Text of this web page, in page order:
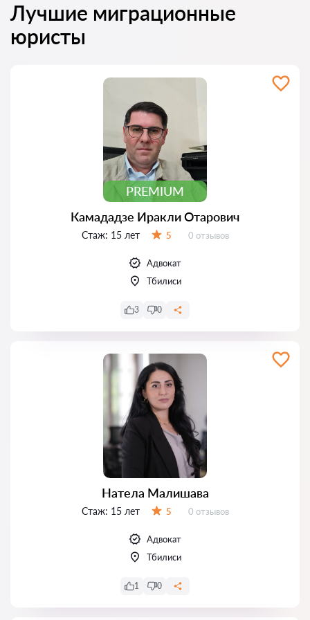
Лучшие миграционные
юристы
PREMIUM
Камададзе Иракли Отарович
Стаж: 15 лет 5 Отзывов:
0 отзывов
Адвокат
Тбилиси
3 0
Натела Малишава
Стаж: 15 лет 5 Отзывов:
0 отзывов
Адвокат
Тбилиси
1 0